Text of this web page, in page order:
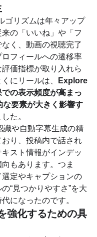
ゴリズムは年々アップ
の「いいね」や「フ
く、動画の視聴完了
フィールへの遷移率
価指標が取り入れら
にリールは、
Explore
の表示頻度が高まっ
な要素が大きく影響す
た。
識や自動字幕生成の精
り、投稿内で話され
スト情報がインデッ
もあります。つま
選定やキャプションの
“見つかりやすさ”を大
になったのです。
強化するための具